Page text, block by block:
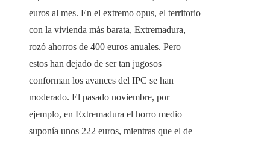
euros al mes. En el extremo opus, el territorio
con la vivienda más barata, Extremadura,
rozó ahorros de 400 euros anuales. Pero
estos han dejado de ser tan jugosos
conforman los avances del IPC se han
moderado. El pasado noviembre, por
ejemplo, en Extremadura el horro medio
suponía unos 222 euros, mientras que el de